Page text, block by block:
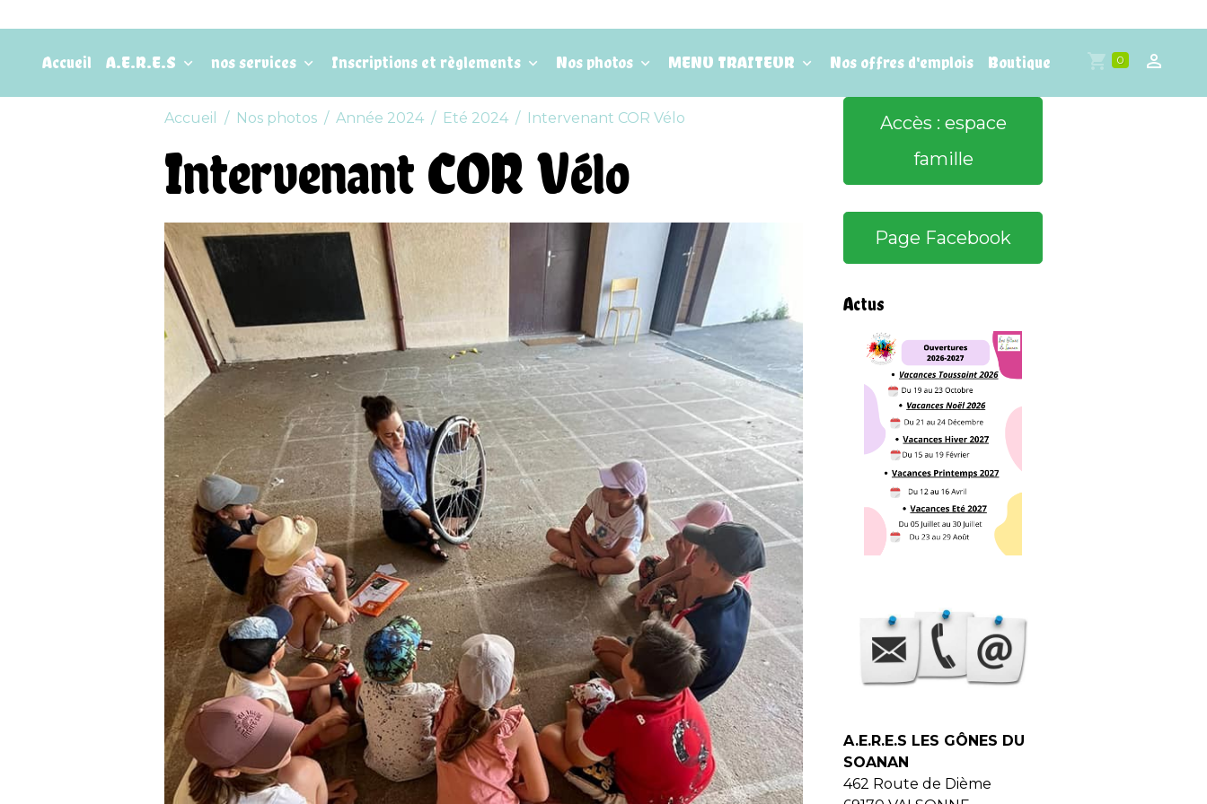
Accueil A.E.R.E.S nos services Inscriptions et règlements Nos photos MENU TRAITEUR Nos offres d'emplois Boutique 0
Accueil Nos photos Année 2024 Eté 2024 Intervenant COR Vélo
Intervenant COR Vélo
Accès : espace
famille
Page Facebook
Actus
A.E.R.E.S LES GÔNES DU
SOANAN
462 Route de Dième